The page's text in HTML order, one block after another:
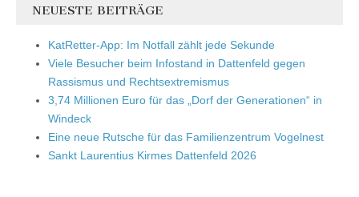
NEUESTE BEITRÄGE
KatRetter-App: Im Notfall zählt jede Sekunde
Viele Besucher beim Infostand in Dattenfeld gegen
Rassismus und Rechtsextremismus
3,74 Millionen Euro für das „Dorf der Generationen“ in
Windeck
Eine neue Rutsche für das Familienzentrum Vogelnest
Sankt Laurentius Kirmes Dattenfeld 2026